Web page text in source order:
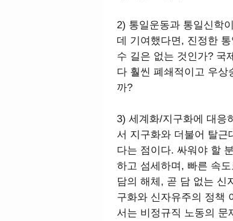
2) 통일운동과 통일신학
데 기여했다면, 진정한
수 길은 없는 것인가? 국
다 훨씬 폐쇄적이고 우상
까?
3) 세계화/지구화에 대응
서 지구화와 더불어 탈근
다는 점이다. 싸워야 할
하고 섬세하며, 빠른 속
담의 해체, 곧 담 없는 신
구화와 신자유주의 정책
서는 비정규직 노동의 문